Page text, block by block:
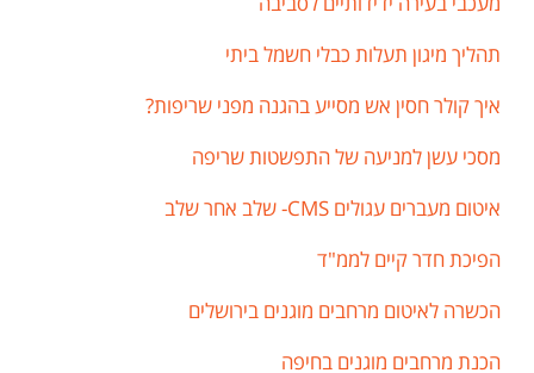
תהליך מיגון תעלות כבלי חשמל ביתי
איך קולר חסין אש מסייע בהגנה מפני שריפות?
מסכי עשן למניעה של התפשטות שריפה
איטום מעברים עגולים CMS- שלב אחר שלב
הפיכת חדר קיים לממ"ד
הכשרה לאיטום מרחבים מוגנים בירושלים
הכנת מרחבים מוגנים בחיפה